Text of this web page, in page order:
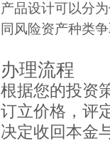
产品设计可以分
同风险资产种类
办理流程
根据您的投资
订立价格，评
决定收回本金